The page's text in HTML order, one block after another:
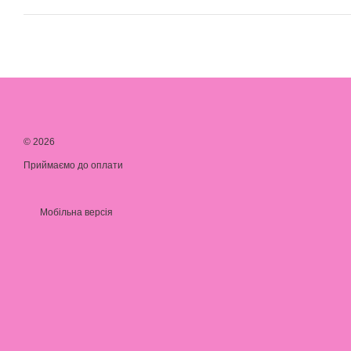
© 2026
Приймаємо до оплати
Мобільна версія